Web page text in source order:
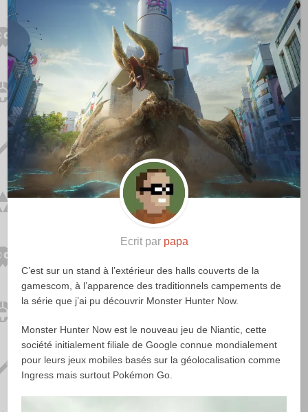
Ecrit par papa
C’est sur un stand à l’extérieur des halls couverts de la
gamescom, à l’apparence des traditionnels campements de
la série que j’ai pu découvrir Monster Hunter Now.
Monster Hunter Now est le nouveau jeu de Niantic, cette
société initialement filiale de Google connue mondialement
pour leurs jeux mobiles basés sur la géolocalisation comme
Ingress mais surtout Pokémon Go.